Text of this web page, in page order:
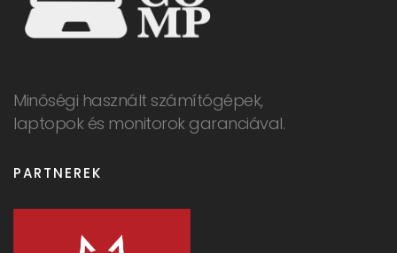
Minőségi használt számítógépek,
laptopok és monitorok garanciával.
PARTNEREK